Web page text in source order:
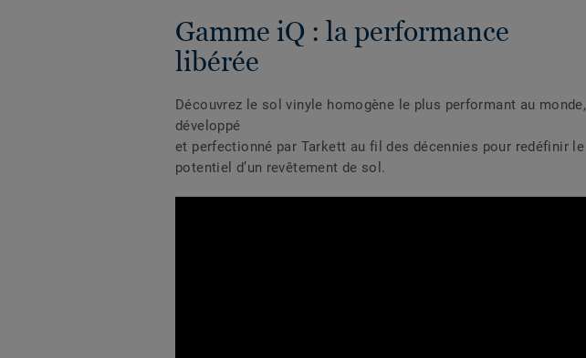
Gamme iQ : la performance
libérée
Découvrez le sol vinyle homogène le plus performant au monde,
développé
et perfectionné par Tarkett au fil des décennies pour redéfinir le
potentiel d’un revêtement de sol.